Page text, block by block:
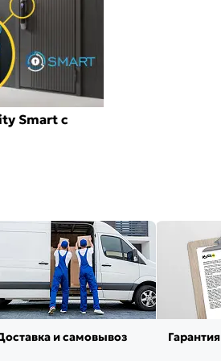
Smart с
и самовывоз Гарантия